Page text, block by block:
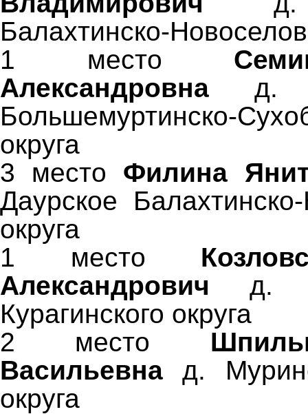
Балахтинско-
1 место
Александровна д.
Большемуртинско-
округа
3 место
Филина
Даурское
округа
1 место
Александрович д.
Курагинского округа
2 место
Васильевнад.
округа